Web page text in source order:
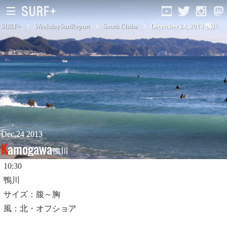
South Ibaraki
North Chiba
South Chiba
Unusually
Video Logs
Monthly Archive
SURF+ WeekdaySurfReport South Chiba December 24, 2013 鴨川
Dec,24 2013
Kamogawa鴨川
10:30
鴨川
サイズ：腹～胸
風：北・オフショア